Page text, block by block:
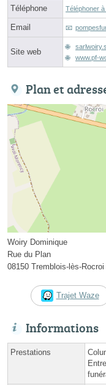
Téléphone Téléphoner
Email
Site web
www.pf-
Plan et
Woiry Dominique
Rue du Plan
08150 Tremblois-lès-Rocroi
Trajet Waze
Informations
Prestations